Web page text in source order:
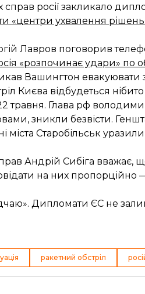
справ росії закликало
«центри ухвалення
Лавров поговорив
«розпочинає удари» по
Вашингтон
Києва відбудеться
травня. Глава рф
зникли безвісти.
міста Старобільськ
Андрій Сибіга вважає,
на них
Дипломати ЄС не
ракетний обстріл